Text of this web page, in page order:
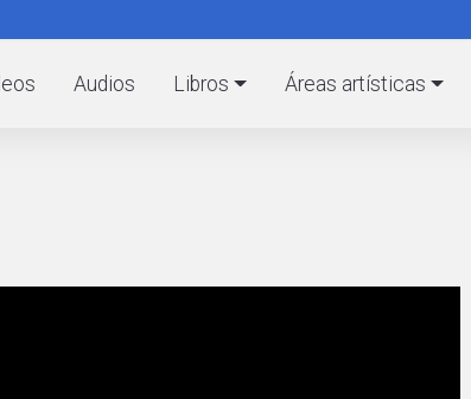
al
contenido
Audios Libros Áreas artísticas